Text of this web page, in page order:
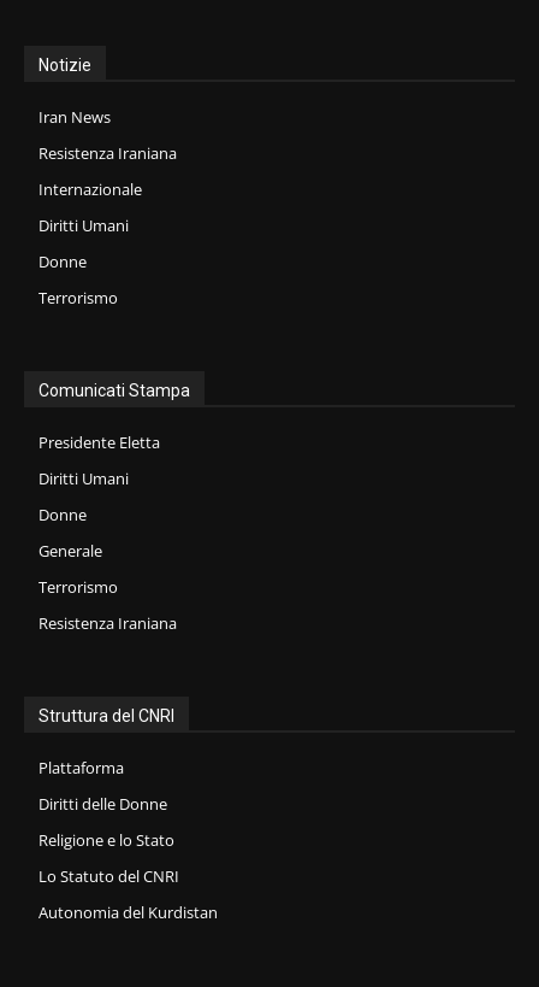
Notizie
Iran News
Resistenza Iraniana
Internazionale
Diritti Umani
Donne
Terrorismo
Comunicati Stampa
Presidente Eletta
Diritti Umani
Donne
Generale
Terrorismo
Resistenza Iraniana
Struttura del CNRI
Plattaforma
Diritti delle Donne
Religione e lo Stato
Lo Statuto del CNRI
Autonomia del Kurdistan